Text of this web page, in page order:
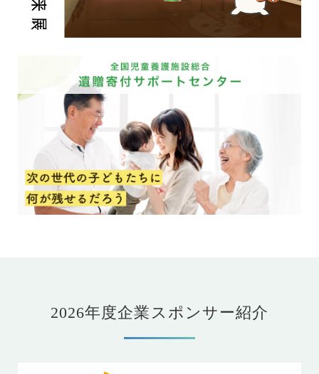
2026年度企業スポンサー紹介